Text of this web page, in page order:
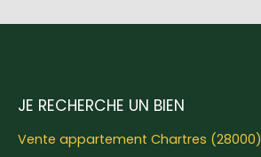
JE RECHERCHE UN BIEN
Vente appartement Chartres (28000)